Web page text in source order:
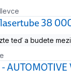
38
teď a budete